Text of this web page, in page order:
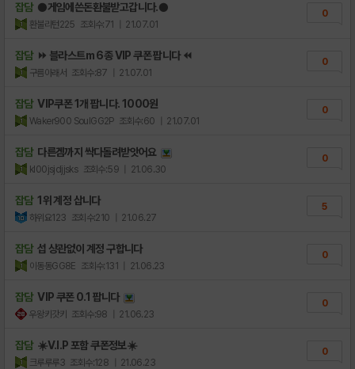
잡담 ●게임에쓴돈환불받고갑니다.●
환불리턴225 조회수:71 | 21.07.01
0
잡담 ⏩ 블라스트m 6종 VIP 쿠폰 팝니다 ⏪
구름아래서 조회수:87 | 21.07.01
0
잡담 VIP쿠폰 1개 팝니다. 1000원
Waker900 SoulGG2P 조회수:60 | 21.07.01
0
잡담 다른겜까지 싹다돌려받앗어요
kl00jsjdjjsks 조회수:59 | 21.06.30
0
잡담 1위 계정 삽니다
하위요123 조회수:210 | 21.06.27
5
잡담 섭 상관없이 계정 구합니다
이동동GG8E 조회수:131 | 21.06.23
0
잡담 VIP 쿠폰 0.1 팝니다
우왕키갓키 조회수:98 | 21.06.23
0
잡담 ☀️V.I.P 포함 쿠폰정보☀️
크루루루3 조회수:128 | 21.06.23
0